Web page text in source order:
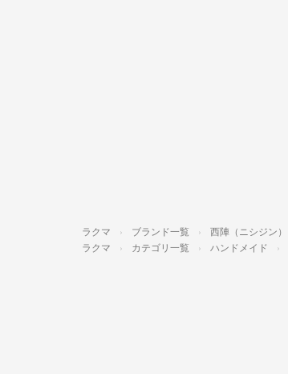
ラクマ ブランド一覧 西陣（ニシジン）
ラクマ カテゴリ一覧 ハンドメイド